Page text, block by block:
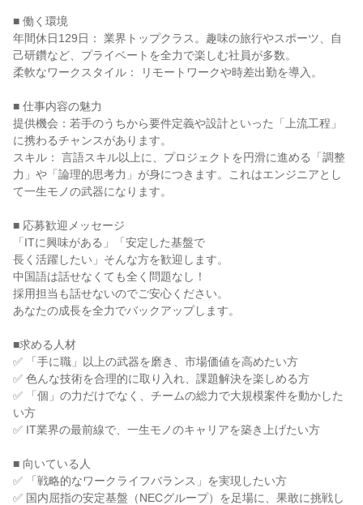
■ 働く環境
年間休日129日： 業界トップクラス。趣味の旅行やスポーツ、自
己研鑽など、プライベートを全力で楽しむ社員が多数。
柔軟なワークスタイル： リモートワークや時差出勤を導入。
■ 仕事内容の魅力
提供機会：若手のうちから要件定義や設計といった「上流工程」
に携わるチャンスがあります。
スキル： 言語スキル以上に、プロジェクトを円滑に進める「調整
力」や「論理的思考力」が身につきます。これはエンジニアとし
て一生モノの武器になります。
■ 応募歓迎メッセージ
「ITに興味がある」「安定した基盤で
長く活躍したい」そんな方を歓迎します。
中国語は話せなくても全く問題なし！
採用担当も話せないのでご安心ください。
あなたの成長を全力でバックアップします。
■求める人材
✅ 「手に職」以上の武器を磨き、市場価値を高めたい方
✅ 色んな技術を合理的に取り入れ、課題解決を楽しめる方
✅ 「個」の力だけでなく、チームの総力で大規模案件を動かした
い方
✅ IT業界の最前線で、一生モノのキャリアを築き上げたい方
■ 向いている人
✅ 「戦略的なワークライフバランス」を実現したい方
✅ 国内屈指の安定基盤（NECグループ）を足場に、果敢に挑戦し